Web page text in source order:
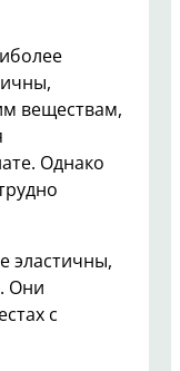
веществам,
Однако
эластичны,
Они
с